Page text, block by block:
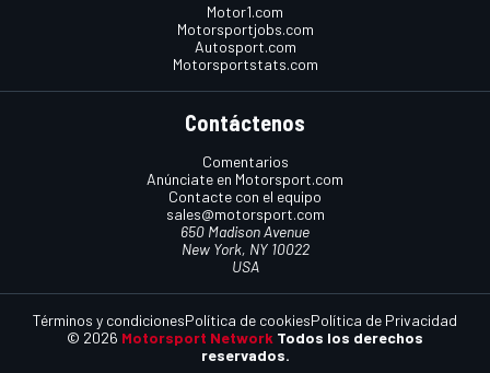
Motor1.com
Motorsportjobs.com
Autosport.com
Motorsportstats.com
Contáctenos
Comentarios
Anúnciate en Motorsport.com
Contacte con el equipo
sales@motorsport.com
650 Madison Avenue
New York, NY 10022
USA
© 2026 Motorsport Network Todos los derechos
reservados.
Términos y condicionesPolítica de cookiesPolítica de Privacidad